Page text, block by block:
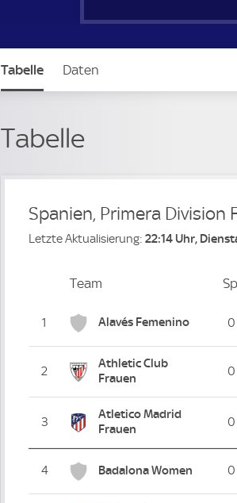
Tabelle Daten
Tabelle
Spanien, Primera Division
Letzte Aktualisierung: 22:14 Uhr,
PlatzTeam
1 Alavés Femenino 0
2
Athletic Club
Frauen
0
3
Atletico Madrid
Frauen
0
4 Badalona Women 0